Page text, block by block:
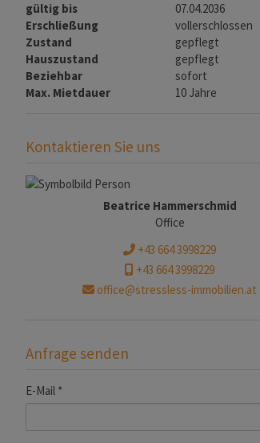
gültig bis
07.04.2036
Erschließung
vollerschlossen
Zustand
gepflegt
Hauszustand
gepflegt
Beziehbar
sofort
Max. Mietdauer
10 Jahre
Kontaktieren Sie uns
Beatrice Hammerschmid
Office
+43 664 3998229
+43 664 3998229
office@stressless-immobilien.at
Anfrage senden
E-Mail